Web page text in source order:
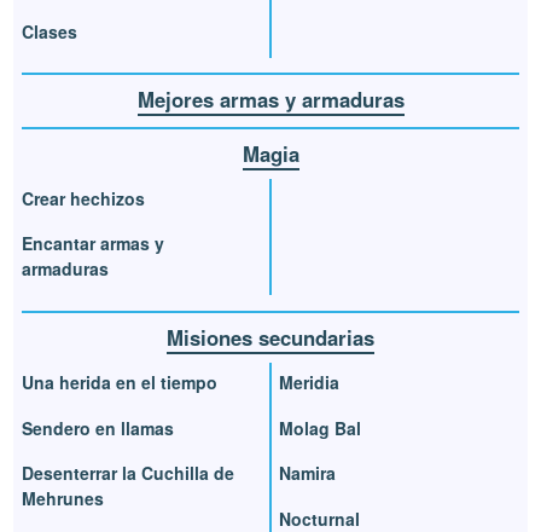
Clases
Mejores armas y armaduras
Magia
Crear hechizos
Encantar armas y
armaduras
Misiones secundarias
Una herida en el tiempo
Sendero en llamas
Desenterrar la Cuchilla de
Mehrunes
Meridia
Molag Bal
Namira
Nocturnal